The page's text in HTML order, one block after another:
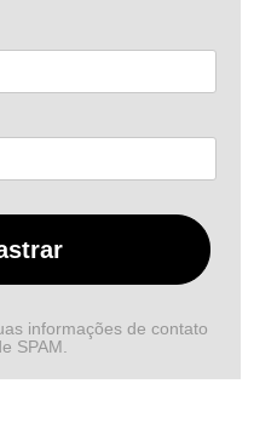
informações de contato
SPAM.